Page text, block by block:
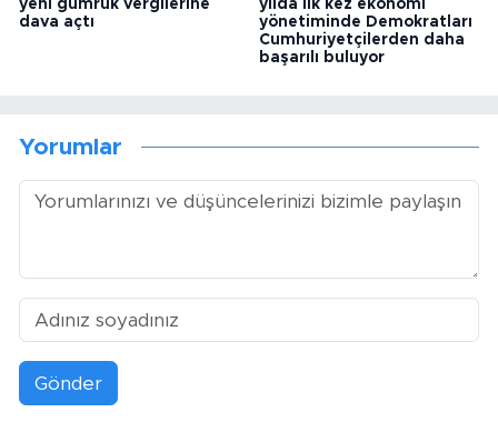
yeni gümrük vergilerine
dava açtı
yılda ilk kez ekonomi
yönetiminde Demokratları
Cumhuriyetçilerden daha
başarılı buluyor
Yorumlar
Gönder